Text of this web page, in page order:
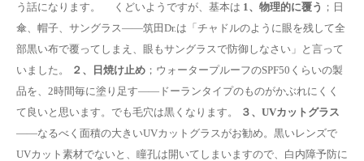
う話になります。 くどいようですが、基本は 1、物理的に覆う ；日
傘、帽子、サングラス――筑田Dr.は「チャドルのように眼を残して全
部黒い布で覆ってしまえ、眼もサングラスで防御しなさい」と言って
いました。
２、日焼け止め ；ウォータープルーフのSPF50くらいの製
品を、2時間毎に塗り足す――ドーランタイプのものがかぶれにくく
て良いと思います。でも毛穴は黒くなります。
３、UVカットグラス
――なるべく面積の大きいUVカットグラスがお勧め。黒いレンズで
UVカット素材でないと、瞳孔は開いてしまいますので、白内障予防に